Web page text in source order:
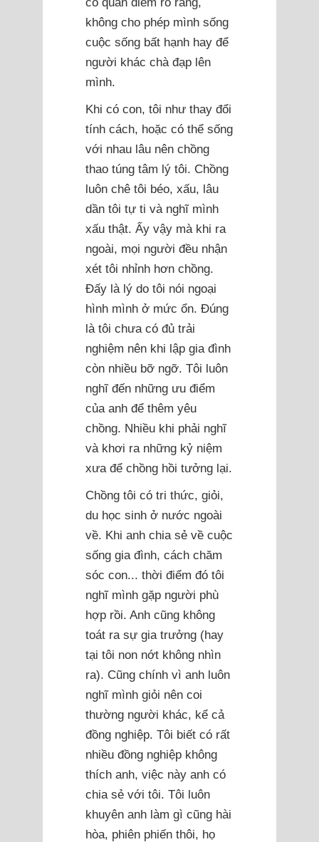
không cho phép mình sống
cuộc sống bất hạnh hay để
người khác chà đạp lên
mình.
Khi có con, tôi như thay đổi
tính cách, hoặc có thể sống
với nhau lâu nên chồng
thao túng tâm lý tôi. Chồng
luôn chê tôi béo, xấu, lâu
dần tôi tự ti và nghĩ mình
xấu thật. Ấy vậy mà khi ra
ngoài, mọi người đều nhận
xét tôi nhỉnh hơn chồng.
Đấy là lý do tôi nói ngoại
hình mình ở mức ổn. Đúng
là tôi chưa có đủ trải
nghiệm nên khi lập gia đình
còn nhiều bỡ ngỡ. Tôi luôn
nghĩ đến những ưu điểm
của anh để thêm yêu
chồng. Nhiều khi phải nghĩ
và khơi ra những kỷ niệm
xưa để chồng hồi tưởng lại.
Chồng tôi có tri thức, giỏi,
du học sinh ở nước ngoài
về. Khi anh chia sẻ về cuộc
sống gia đình, cách chăm
sóc con... thời điểm đó tôi
nghĩ mình gặp người phù
hợp rồi. Anh cũng không
toát ra sự gia trưởng (hay
tại tôi non nớt không nhìn
ra). Cũng chính vì anh luôn
nghĩ mình giỏi nên coi
thường người khác, kể cả
đồng nghiệp. Tôi biết có rất
nhiều đồng nghiệp không
thích anh, việc này anh có
chia sẻ với tôi. Tôi luôn
khuyên anh làm gì cũng hài
hòa, phiên phiến thôi, họ